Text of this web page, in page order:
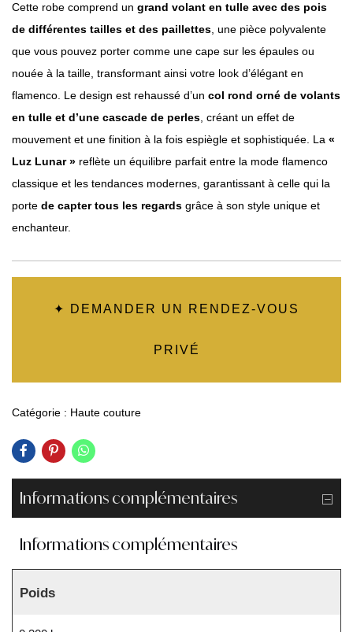
Cette robe comprend un grand volant en tulle avec des pois
de différentes tailles et des paillettes , une pièce polyvalente
que vous pouvez porter comme une cape sur les épaules ou
nouée à la taille, transformant ainsi votre look d’élégant en
flamenco. Le design est rehaussé d’un col rond orné de volants
en tulle et d’une cascade de perles , créant un effet de
mouvement et une finition à la fois espiègle et sophistiquée. La «
Luz Lunar » reflète un équilibre parfait entre la mode flamenco
classique et les tendances modernes, garantissant à celle qui la
porte de capter tous les regards grâce à son style unique et
enchanteur.
✦ DEMANDER UN RENDEZ-VOUS
PRIVÉ
Catégorie : Haute couture
Informations complémentaires
Informations complémentaires
Poids